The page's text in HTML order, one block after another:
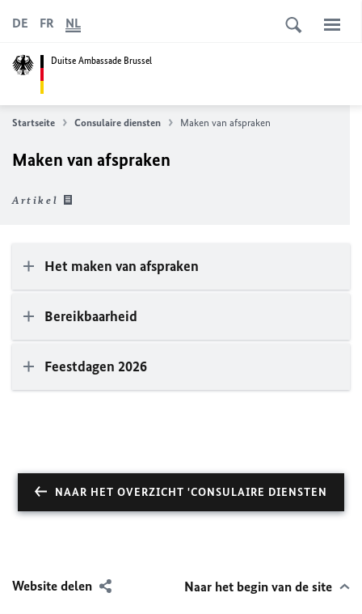
Duitse Ambassade Brussel
DE FR NL
Startseite Consulaire diensten Maken van afspraken
Maken van afspraken
Artikel
Het maken van afspraken
Bereikbaarheid
Feestdagen 2026
NAAR HET OVERZICHT 'CONSULAIRE DIENSTEN
Website delen Naar het begin van de site